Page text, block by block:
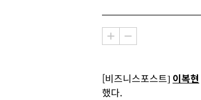
[비즈니스포스트] 이복현
했다.